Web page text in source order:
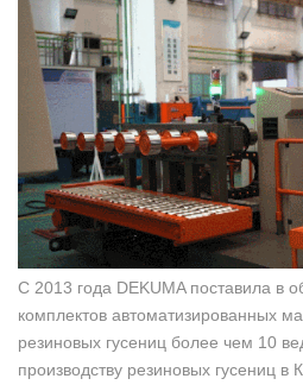
С 2013 года DEKUMA поставила в
комплектов автоматизированных
резиновых гусениц более чем 10
производству резиновых гусениц в